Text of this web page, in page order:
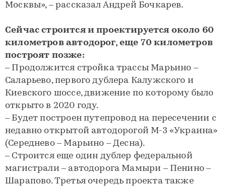
Москвы», – рассказал Андрей Бочкарев.
Сейчас строится и проектируется около 60
километров автодорог, еще 70 километров
построят позже:
– Продолжится стройка трассы Марьино –
Саларьево, первого дублера Калужского и
Киевского шоссе, движение по которому было
открыто в 2020 году.
– Будет построен путепровод на пересечении с
недавно открытой автодорогой М-3 «Украина»
(Середнево – Марьино – Десна).
– Строится еще один дублер федеральной
магистрали – автодорога Мамыри – Пенино –
Шарапово. Третья очередь проекта также